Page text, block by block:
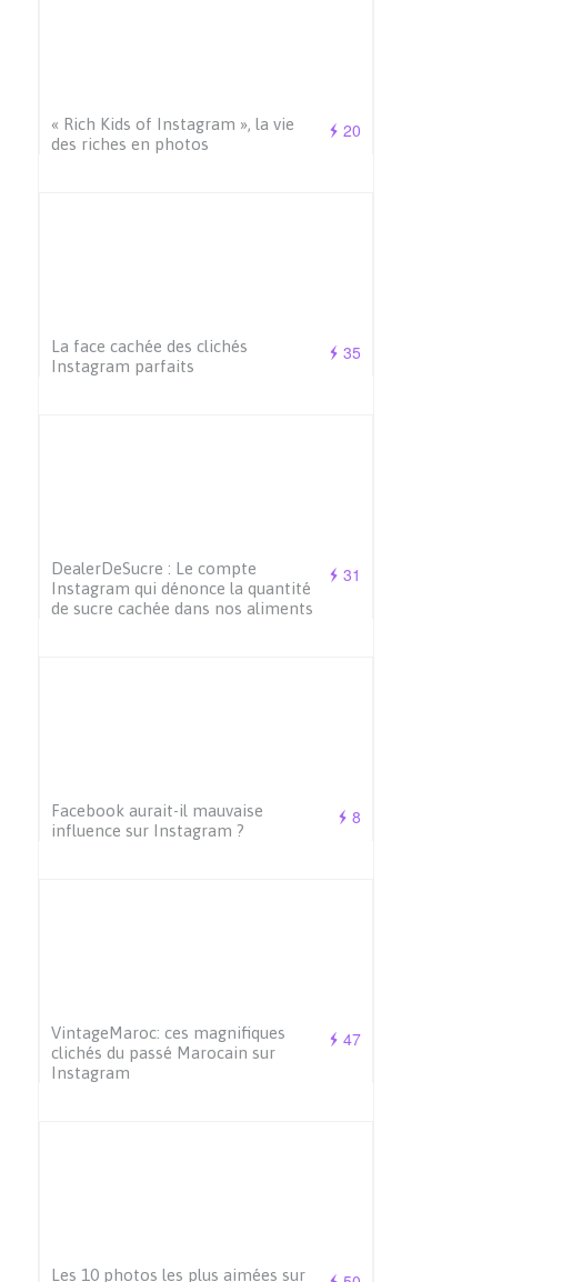
20
« Rich Kids of Instagram », la vie
des riches en photos
35
La face cachée des clichés
Instagram parfaits
31
DealerDeSucre : Le compte
Instagram qui dénonce la quantité
de sucre cachée dans nos aliments
8
Facebook aurait-il mauvaise
influence sur Instagram ?
47
VintageMaroc: ces magnifiques
clichés du passé Marocain sur
Instagram
Les 10 photos les plus aimées sur